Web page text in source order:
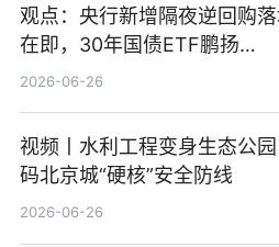
观点：央行新增隔夜逆回购
在即，30年国债ETF鹏扬
(511090) 盘中小幅上涨
2026-06-26
视频丨水利工程变身生态公
码北京城“硬核”安全防线
2026-06-26